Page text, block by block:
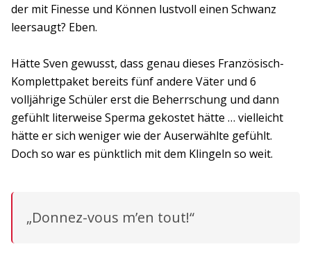
der mit Finesse und Können lustvoll einen Schwanz
leersaugt? Eben.
Hätte Sven gewusst, dass genau dieses Französisch-
Komplettpaket bereits fünf andere Väter und 6
volljährige Schüler erst die Beherrschung und dann
gefühlt literweise Sperma gekostet hätte … vielleicht
hätte er sich weniger wie der Auserwählte gefühlt.
Doch so war es pünktlich mit dem Klingeln so weit.
„Donnez-vous m’en tout!“